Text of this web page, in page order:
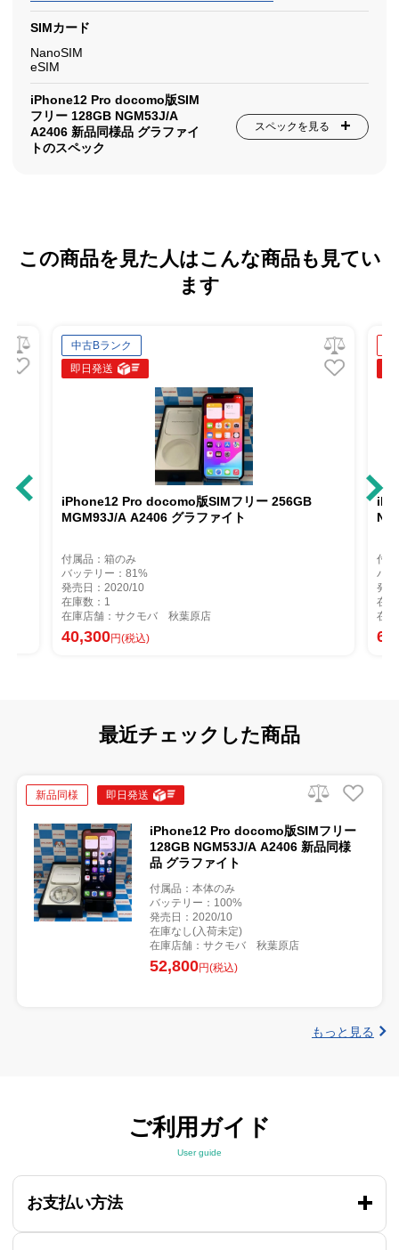
SIMカード
NanoSIM
eSIM
iPhone12 Pro docomo版SIM
フリー 128GB NGM53J/A
A2406 新品同様品 グラファイ
トのスペック
スペックを見る
この商品を見た人はこんな商品も見てい
ます
中古Bランク
即日発送
iPhone12 Pro docomo版SIMフリー 256GB
MGM93J/A A2406 グラファイト
付属品：箱のみ
バッテリー：81%
発売日：2020/10
在庫数：1
在庫店舗：サクモバ 秋葉原店
40,300円(税込)
付属品
バッテ
発売日
在庫数
在庫店
最近チェックした商品
新品同様 即日発送
iPhone12 Pro docomo版SIMフリー
128GB NGM53J/A A2406 新品同様
品 グラファイト
付属品：本体のみ
バッテリー：100%
発売日：2020/10
在庫なし(入荷未定)
在庫店舗：サクモバ 秋葉原店
52,800円(税込)
もっと見る
ご利用ガイド
User guide
お支払い方法